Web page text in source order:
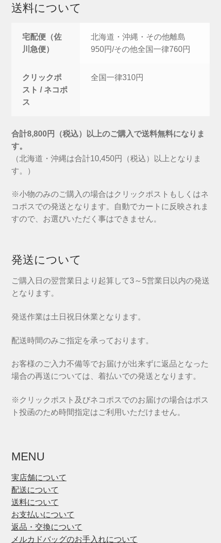
送料について
宅配便（佐
川急便）
北海道・沖縄・その他離島
950円/その他全国一律760円
クリックポ
スト / ネコポ
ス
全国一律310円
合計8,800円（税込）以上のご購入で送料無料になりま
す。
（北海道・沖縄は合計10,450円（税込）以上となりま
す。）
※小物のみのご購入の場合はクリックポストもしくはネ
コポスでの発送となります。自動でカートに反映されま
すので、お選びいただく事はできません。
発送について
ご購入日の翌営業日より起算して3～5営業日以内の発送
となります。
発送作業は土日祝日休業となります。
配送時間のみご指定を承っております。
お客様のご入力不備等でお届けが出来ずに返品となった
場合の再送については、着払いでの発送となります。
※クリックポスト及びネコポスでのお届けの場合はポス
ト投函のため時間指定はご利用いただけません。
MENU
実店舗について
配送について
送料について
お支払いについて
返品・交換について
メルカドバッグのお手入れについて